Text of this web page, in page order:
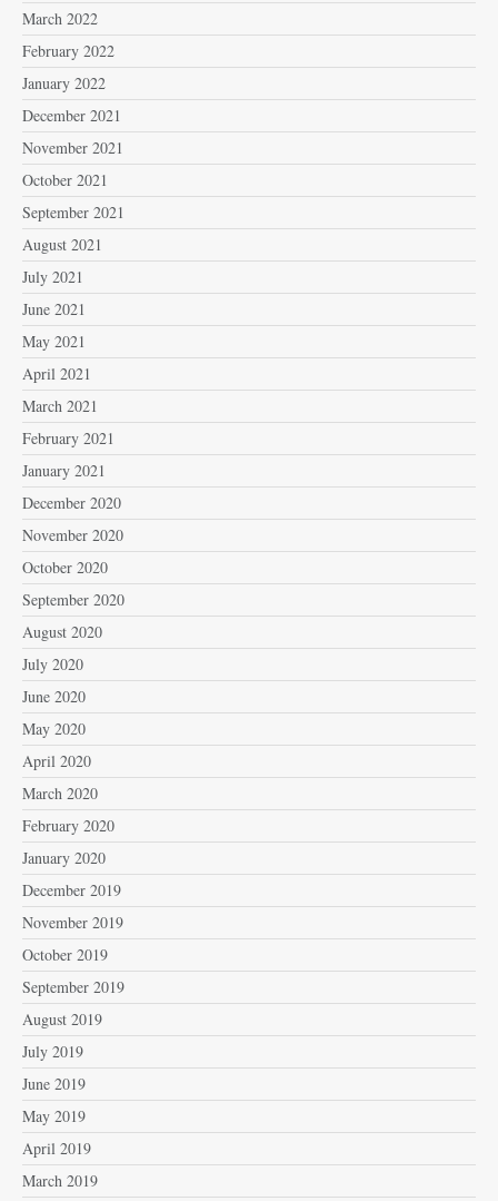
March 2022
February 2022
January 2022
December 2021
November 2021
October 2021
September 2021
August 2021
July 2021
June 2021
May 2021
April 2021
March 2021
February 2021
January 2021
December 2020
November 2020
October 2020
September 2020
August 2020
July 2020
June 2020
May 2020
April 2020
March 2020
February 2020
January 2020
December 2019
November 2019
October 2019
September 2019
August 2019
July 2019
June 2019
May 2019
April 2019
March 2019